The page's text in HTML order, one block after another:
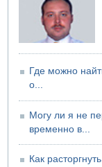
06.08.2026 12:06
США не будут
06.08.2026 11:41
Где можно
о...
Могу ли я не
временно в...
Как